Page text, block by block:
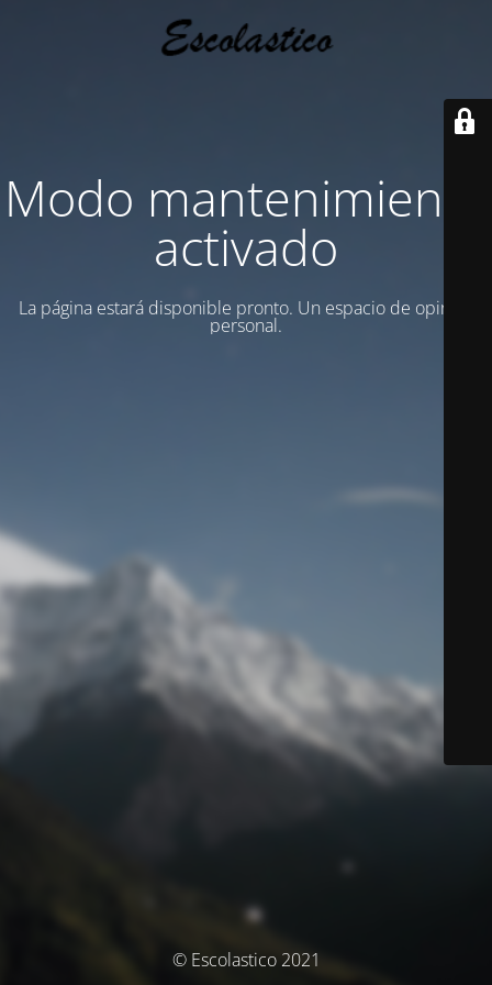
Modo mantenimiento
activado
La página estará disponible pronto. Un espacio de opinion
personal.
© Escolastico 2021